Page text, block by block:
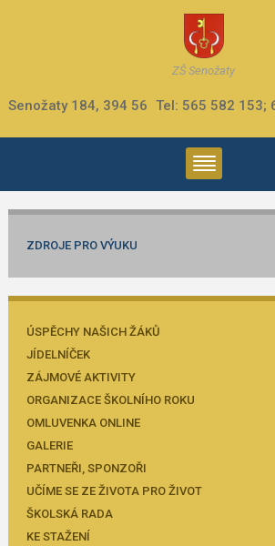
ZŠ Senožaty
Senožaty 184, 394 56 Tel: 565 582 153;
ZDROJE PRO VÝUKU
ÚSPĚCHY NAŠICH ŽÁKŮ
JÍDELNÍČEK
ZÁJMOVÉ AKTIVITY
ORGANIZACE ŠKOLNÍHO ROKU
OMLUVENKA ONLINE
GALERIE
PARTNEŘI, SPONZOŘI
UČÍME SE ZE ŽIVOTA PRO ŽIVOT
ŠKOLSKÁ RADA
KE STAŽENÍ